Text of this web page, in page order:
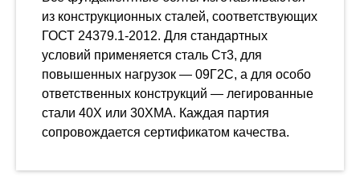
из конструкционных сталей, соответствующих
ГОСТ 24379.1-2012. Для стандартных
условий применяется сталь Ст3, для
повышенных нагрузок — 09Г2С, а для особо
ответственных конструкций — легированные
стали 40Х или 30ХМА. Каждая партия
сопровождается сертификатом качества.